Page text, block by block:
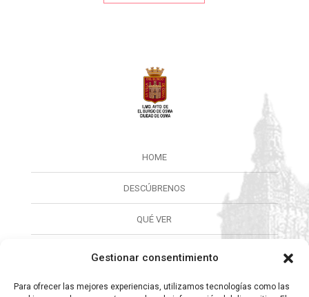
Gestionar consentimiento
Para ofrecer las mejores experiencias, utilizamos tecnologías como las
HOME
DESCÚBRENOS
QUÉ VER
CALENDARIO